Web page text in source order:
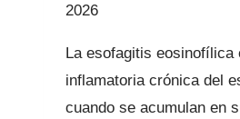
2026
La esofagitis eosinofílica
inflamatoria crónica del
cuando se acumulan en